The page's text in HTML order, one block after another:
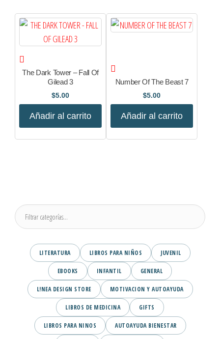
The Dark Tower – Fall Of
Gilead 3
$5.00
Añadir al carrito
Number Of The Beast 7
$5.00
Añadir al carrito
LITERATURA LIBROS PARA NIÑOS JUVENIL
EBOOKS INFANTIL GENERAL
L!NEA DESIGN STORE MOTIVACION Y AUTOAYUDA
LIBROS DE MEDICINA GIFTS
LIBROS PARA NINOS AUTOAYUDA BIENESTAR